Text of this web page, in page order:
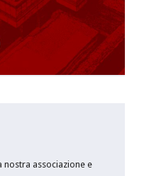
nostra associazione e